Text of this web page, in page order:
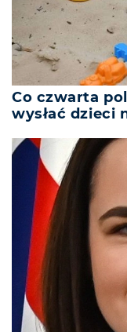
Co czwarta
wysłać dzieci